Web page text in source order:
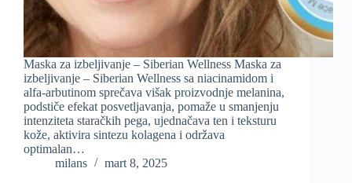
Maska za izbeljivanje – Siberian Wellness Maska za
izbeljivanje – Siberian Wellness sa niacinamidom i
alfa-arbutinom sprečava višak proizvodnje melanina,
podstiče efekat posvetljavanja, pomaže u smanjenju
intenziteta staračkih pega, ujednačava ten i teksturu
kože, aktivira sintezu kolagena i održava
optimalan…
milans
mart 8, 2025